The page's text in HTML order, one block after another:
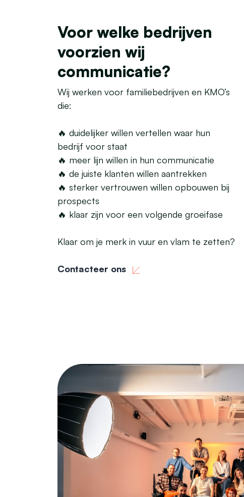
Voor welke bedrijven
voorzien wij
communicatie?
Wij werken voor familiebedrijven en KMO’s
die:
🔥 duidelijker willen vertellen waar hun
bedrijf voor staat
🔥 meer lijn willen in hun communicatie
🔥 de juiste klanten willen aantrekken
🔥 sterker vertrouwen willen opbouwen bij
prospects
🔥 klaar zijn voor een volgende groeifase
Klaar om je merk in vuur en vlam te zetten?
Contacteer ons